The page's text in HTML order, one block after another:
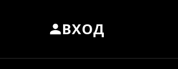
ВХОД